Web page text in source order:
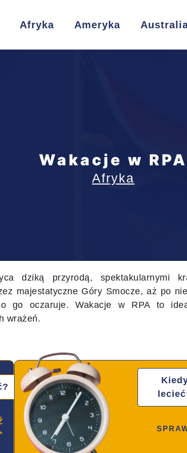
Afryka Ameryka
Wakacje w RPA
Afryka
dziką przyrodą, spektakularnymi
majestatyczne Góry Smocze, aż po
go oczaruje. Wakacje w RPA to
wrażeń.